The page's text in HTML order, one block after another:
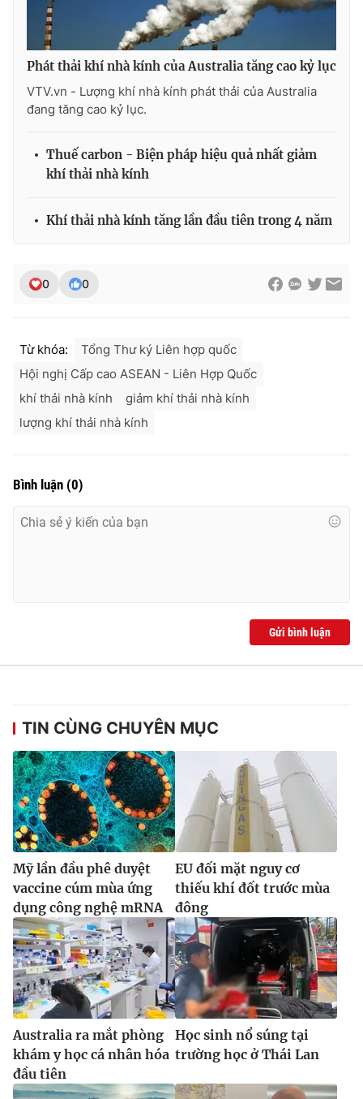
Theo dõi báo trên
Cơ quan báo chí:Thời báo VTV
Tổng Biên tập:
Tổng đài VTV:024.38 355 931 - 024.38 355 932
Ðiện thoại Thời báo VTV:024.66 897 897
Email:toasoan@vtv.vn
Liên hệ quảng cáo:024-7300.7108
® Cấm sao chép dưới mọi hình thức nếu không có sự chấp
thuận bằng văn bản. Ghi rõ nguồn VTV.vn khi phát hành lại
Phát thải khí nhà kính của Australia tăng cao kỷ lục
VTV.vn - Lượng khí nhà kính phát thải của Australia
đang tăng cao kỷ lục.
Thuế carbon - Biện pháp hiệu quả nhất giảm
khí thải nhà kính
Khí thải nhà kính tăng lần đầu tiên trong 4 năm
0 0
Từ khóa:
Tổng Thư ký Liên hợp quốc
Hội nghị Cấp cao ASEAN - Liên Hợp Quốc
khí thải nhà kính
giảm khí thải nhà kính
lượng khí thải nhà kính
Bình luận (0)
Gửi bình luận
TIN CÙNG CHUYÊN MỤC
Mỹ lần đầu phê duyệt
vaccine cúm mùa ứng
dụng công nghệ mRNA
EU đối mặt nguy cơ
thiếu khí đốt trước mùa
đông
Australia ra mắt phòng
khám y học cá nhân hóa
đầu tiên
Học sinh nổ súng tại
trường học ở Thái Lan